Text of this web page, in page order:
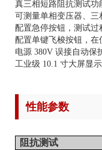
真三相短路阻抗测试
可测量单相变压器、三
配置急停按钮，测试过
配置单键飞梭按钮，
电源 380V 误接自动保
工业级 10.1 寸大屏显
性能参数
阻抗测试